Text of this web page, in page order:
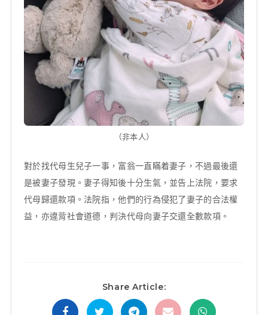
（非本人）
對於找代母生兒子一事，富翁一直瞞着妻子，不過最後還
是被妻子發現。妻子得知後十分生氣，並告上法院，要求
代母歸還款項。法院指，他們的行為侵犯了妻子的合法權
益，亦違背社會道德，判決代母向妻子交還全數款項。
Share Article: